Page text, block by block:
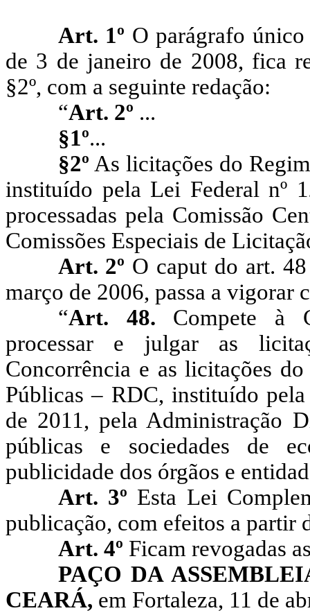
Art. 1º O parágrafo único
de 3 de janeiro de 2008, fica
§2º, com a seguinte redação:
“Art. 2º ...
§1º...
§2º As licitações do
instituído pela Lei Federal nº
processadas pela Comissão
Comissões Especiais de
Art. 2º O caput do art. 48
março de 2006, passa a vigorar
“Art. 48. Compete à
processar
e julgar as
Concorrência e as licitações do
Públicas – RDC, instituído pela
de 2011, pela Administração
públicas
e sociedades de
publicidade dos órgãos e
Art. 3º Esta Lei
publicação, com efeitos a partir
Art. 4º Ficam revogadas
PAÇO DA
CEARÁ, em Fortaleza, 11 de